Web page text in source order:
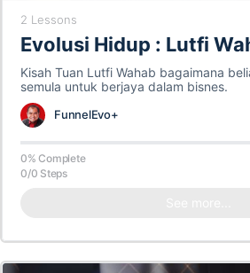
2 Lessons
Evolusi Hidup : Lutfi
Kisah Tuan Lutfi Wahab bagaimana
semula untuk berjaya dalam bisnes.
FunnelEvo+
0% Complete
0/0 Steps